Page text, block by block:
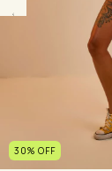
30% OFF